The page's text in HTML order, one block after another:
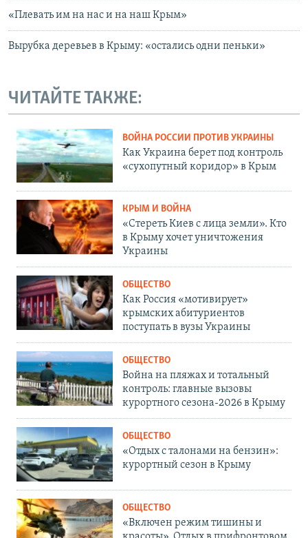
«Плевать им на нас и на наш Крым»
Вырубка деревьев в Крыму: «остались одни пеньки»
ЧИТАЙТЕ ТАКЖЕ:
ВОЙНА РОССИИ ПРОТИВ УКРАИНЫ
Как Украина берет под контроль
«сухопутный коридор» в Крым
КРЫМ И ВОЙНА
«Стереть Киев с лица земли». Кто
в Крыму хочет уничтожения
Украины
ОБЩЕСТВО
Как Россия «мотивирует»
крымских абитуриентов
поступать в вузы Украины
ОБЩЕСТВО
Война на пляжах и тотальный
контроль: главные вызовы
курортного сезона-2026 в Крыму
ОБЩЕСТВО
«Отдых с талонами на бензин»:
курортный сезон в Крыму
ОБЩЕСТВО
«Включен режим тишины и